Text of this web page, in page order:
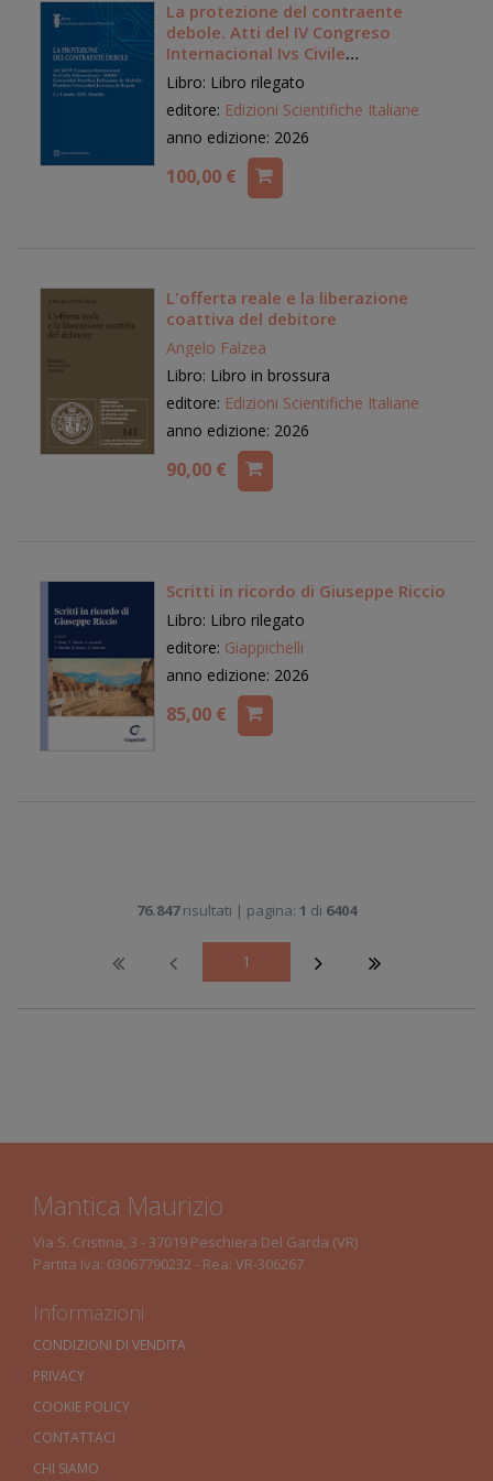
La protezione del contraente
debole. Atti del IV Congreso
Internacional Ivs Civile
Salmanticense, SISDiC, Universidad
Pontificia Bolivariana de Medellín,
Pontificia Universidad averiana de
Bogotá
Libro: Libro rilegato
editore: Edizioni Scientifiche Italiane
anno edizione: 2026
100,00 €
L'offerta reale e la liberazione
coattiva del debitore
Angelo Falzea
Libro: Libro in brossura
editore: Edizioni Scientifiche Italiane
anno edizione: 2026
90,00 €
Scritti in ricordo di Giuseppe Riccio
Libro: Libro rilegato
editore: Giappichelli
anno edizione: 2026
85,00 €
76.847risultati | pagina: 1 di 6404
1
Mantica Maurizio
Via S. Cristina, 3 - 37019 Peschiera Del Garda (VR)
Partita Iva: 03067790232 - Rea: VR-306267
Informazioni
CONDIZIONI DI VENDITA
PRIVACY
COOKIE POLICY
CONTATTACI
CHI SIAMO